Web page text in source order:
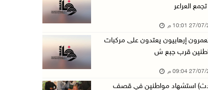
العراعر
10:01 م
إرهابيون يعتدون على مركبات
قرب جبع ش
09:04 م
استشهاد مواطنين في قصف